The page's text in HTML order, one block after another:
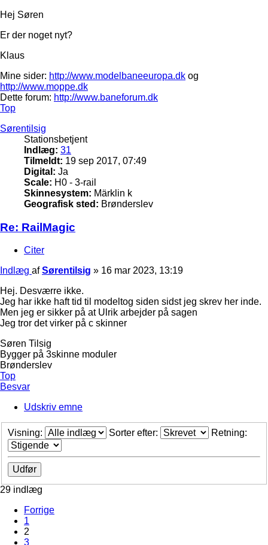
Hej Søren
Er der noget nyt?
Klaus
Mine sider: http://www.modelbaneeuropa.dk og
http://www.moppe.dk
Dette forum: http://www.baneforum.dk
Top
Sørentilsig
Stationsbetjent
Indlæg: 31
Tilmeldt: 19 sep 2017, 07:49
Digital: Ja
Scale: H0 - 3-rail
Skinnesystem: Märklin k
Geografisk sted: Brønderslev
Re: RailMagic
Citer
Indlæg afSørentilsig » 16 mar 2023, 13:19
Hej. Desværre ikke.
Jeg har ikke haft tid til modeltog siden sidst jeg skrev her inde.
Men jeg er sikker på at Ulrik arbejder på sagen
Jeg tror det virker på c skinner
Søren Tilsig
Bygger på 3skinne moduler
Brønderslev
Top
Besvar
Udskriv emne
Visning: Sorter efter: Retning:
29 indlæg
Forrige
1
2
3